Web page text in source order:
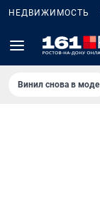
НЕДВИЖИМОСТЬ
Винил снова в моде